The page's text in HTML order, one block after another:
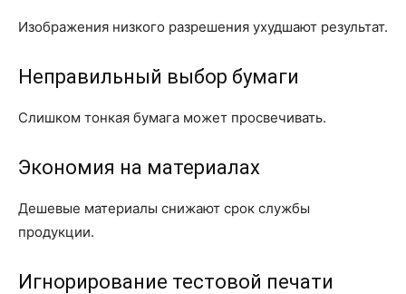
Изображения низкого разрешения ухудшают результат.
Неправильный выбор бумаги
Слишком тонкая бумага может просвечивать.
Экономия на материалах
Дешевые материалы снижают срок службы
продукции.
Игнорирование тестовой печати